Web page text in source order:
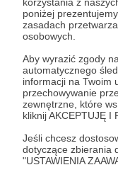
poniżej
zasadach
osobowych.
Aby wyrazić zgody
automatycznego
informacji na Twoim
przechowywanie
zewnętrzne, które
kliknij AKCEPTUJĘ I
Jeśli chcesz
dotyczące zbierania
"USTAWIENIA
Dzięki za
Udostępnij
Mateusz